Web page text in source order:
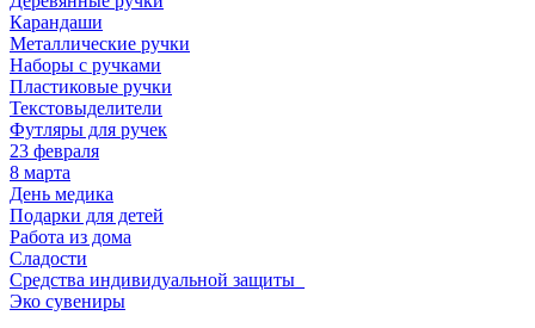
Карандаши
Металлические ручки
Наборы с ручками
Пластиковые ручки
Текстовыделители
Футляры для ручек
23 февраля
8 марта
День медика
Подарки для детей
Работа из дома
Сладости
Средства индивидуальной защиты_
Эко сувениры